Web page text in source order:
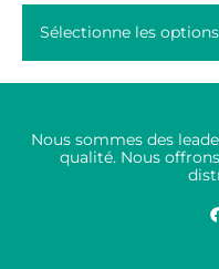
Sélectionne les options
Nous sommes des
qualité. Nous